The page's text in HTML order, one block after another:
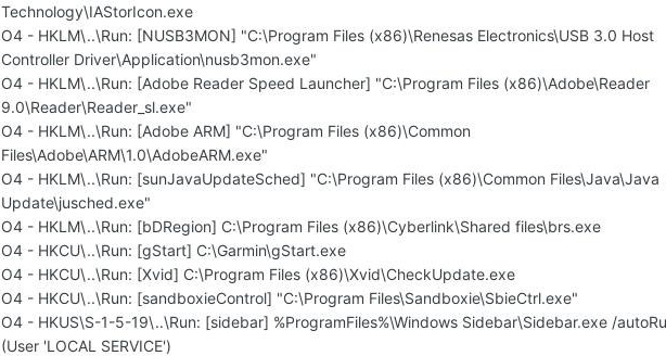
Technology\IAStorIcon.exe
O4 - HKLM\..\Run: [NUSB3MON] "C:\Program Files (x86)\Renesas Electronics\USB 3.0 Host
Controller Driver\Application\nusb3mon.exe"
O4 - HKLM\..\Run: [Adobe Reader Speed Launcher] "C:\Program Files (x86)\Adobe\Reader
9.0\Reader\Reader_sl.exe"
O4 - HKLM\..\Run: [Adobe ARM] "C:\Program Files (x86)\Common
Files\Adobe\ARM\1.0\AdobeARM.exe"
O4 - HKLM\..\Run: [sunJavaUpdateSched] "C:\Program Files (x86)\Common Files\Java\Java
Update\jusched.exe"
O4 - HKLM\..\Run: [bDRegion] C:\Program Files (x86)\Cyberlink\Shared files\brs.exe
O4 - HKCU\..\Run: [gStart] C:\Garmin\gStart.exe
O4 - HKCU\..\Run: [Xvid] C:\Program Files (x86)\Xvid\CheckUpdate.exe
O4 - HKCU\..\Run: [sandboxieControl] "C:\Program Files\Sandboxie\SbieCtrl.exe"
O4 - HKUS\S-1-5-19\..\Run: [sidebar] %ProgramFiles%\Windows Sidebar\Sidebar.exe /
(User 'LOCAL SERVICE')